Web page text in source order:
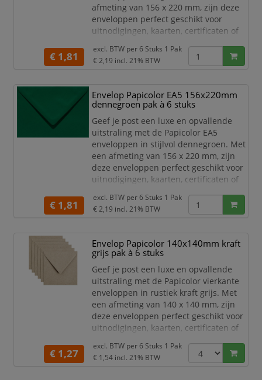
afmeting van 156 x 220 mm, zijn deze
enveloppen perfect geschikt voor
uitnodigingen, kaarten, certificaten of
Het hoge kwaliteit papier is stevig,
helderwitte kleur is ideaal voor
speciale gelegenheden en
marketingdoeleinden. Het praktische
EA5-formaat is
€ 1,81
excl. BTW per6 Stuks 1 Pak
€ 2,19 incl. 21% BTW
Envelop Papicolor EA5 156x220mm
dennegroen pak à 6 stuks
Geef je post een luxe en opvallende
uitstraling met de Papicolor EA5
enveloppen in stijlvol dennegroen. Met
een afmeting van 156 x 220 mm, zijn
deze enveloppen perfect geschikt voor
uitnodigingen, kaarten, certificaten of
Het hoge kwaliteit papier is stevig,
opvallende dennegroene kleur is ideaal
voor speciale gelegenheden en
marketingdoeleinden. Het pra
€ 1,81
excl. BTW per6 Stuks 1 Pak
€ 2,19 incl. 21% BTW
Envelop Papicolor 140x140mm kraft
grijs pak à 6 stuks
Geef je post een luxe en opvallende
uitstraling met de Papicolor vierkante
enveloppen in rustiek kraft grijs. Met
een afmeting van 140 x 140 mm, zijn
deze enveloppen perfect geschikt voor
uitnodigingen, kaarten, certificaten of
Het hoge kwaliteit papier is stevig,
€ 1,27
excl. BTW per6 Stuks 1 Pak
€ 1,54 incl. 21% BTW